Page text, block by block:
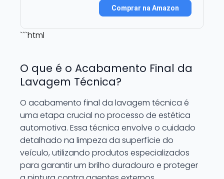
Comprar na Amazon
```html
O que é o Acabamento Final da
Lavagem Técnica?
O acabamento final da lavagem técnica é
uma etapa crucial no processo de estética
automotiva. Essa técnica envolve o cuidado
detalhado na limpeza da superfície do
veículo, utilizando produtos especializados
para garantir um brilho duradouro e proteger